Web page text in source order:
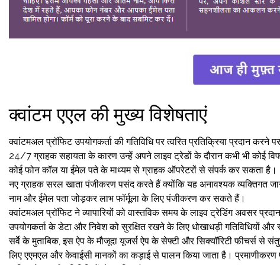
क्वांटम एएल की मुख्य विशेषताएं
क्वांटमअल प्रॉफिट उपयोगकर्ता की गतिविधि पर त्वरित प्रतिक्रिया प्रदान
24/7 ग्राहक सहायता के कारण उन्हें अपने लाइव ट्रेडों के दौरान कभी भी कोई
कोई फोन कॉल या ईमेल पते के माध्यम से ग्राहक ऑपरेटरों से संपर्क कर सकता है।
नए ग्राहक सरल खाता पंजीकरण पसंद करते हैं क्योंकि यह अनावश्यक व्यक्तिगत
नाम और ईमेल पता जोड़कर लाभ फॉर्मूला के लिए पंजीकरण कर सकते हैं।
क्वांटमअल प्रॉफिट ने व्यापारियों को वास्तविक समय के लाइव ट्रेडिंग अवसर
उपयोगकर्ता के डेटा और निवेश को सुरक्षित रखने के लिए धोखाधड़ी गतिविधियों और
सर्वे के मुताबिक, इस ऐप के मौजूदा यूजर्स ऐप के सेफ्टी और सिक्यॉरिटी फीचर्स से
लिए एएमएल और केवाईसी मानकों का कड़ाई से पालन किया जाता है।